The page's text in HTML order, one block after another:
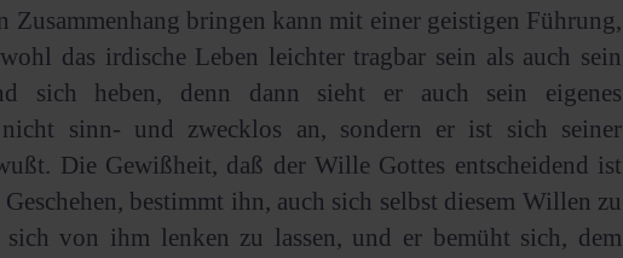
Zusammenhang bringen kann mit einer geistigen Führung,
das irdische Leben leichter tragbar sein als auch sein
sich heben, denn dann sieht er auch sein eigenes
nicht sinn- und zwecklos an, sondern er ist sich seiner
Die Gewißheit, daß der Wille Gottes entscheidend ist
bestimmt ihn, auch sich selbst diesem Willen zu
sich von ihm lenken zu lassen, und er bemüht sich, dem